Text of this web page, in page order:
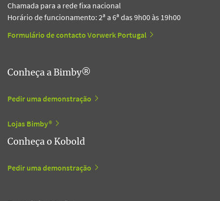
Chamada para a rede fixa nacional
Horário de funcionamento: 2ª a 6ª das 9h00 às 19h00
Formulário de contacto Vorwerk Portugal
Conheça a Bimby®
Pedir uma demonstração
Lojas Bimby®
Conheça o Kobold
Pedir uma demonstração